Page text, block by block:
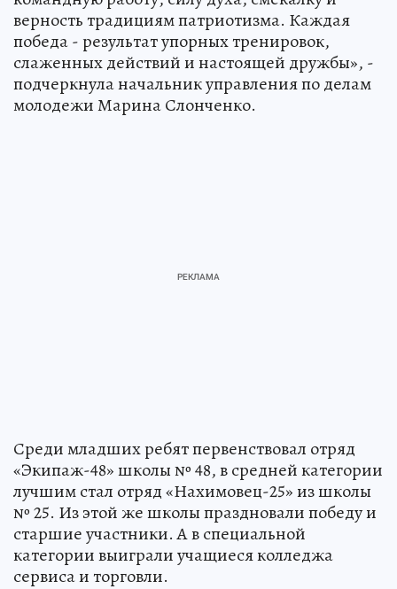
верность традициям патриотизма. Каждая
победа - результат упорных тренировок,
слаженных действий и настоящей дружбы», -
подчеркнула начальник управления по делам
молодежи Марина Слонченко.
Среди младших ребят первенствовал отряд
«Экипаж-48» школы № 48, в средней категории
лучшим стал отряд «Нахимовец-25» из школы
№ 25. Из этой же школы праздновали победу и
старшие участники. А в специальной
категории выиграли учащиеся колледжа
сервиса и торговли.